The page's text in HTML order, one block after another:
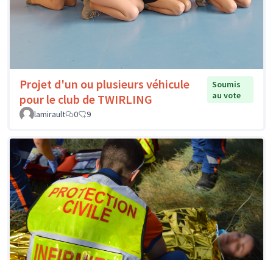
Projet d'un ou plusieurs véhicule
pour le club de TWIRLING
Soumis
au vote
lamirault
0 9